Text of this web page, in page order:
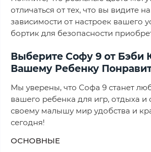
отличаться от тех, что вы видите
зависимости от настроек вашего
бортик для безопасности
Выберите Софу 9 от Бэби
Вашему Ребенку
Мы уверены, что Софа 9 станет
вашего ребенка для игр, отдыха и
своему малышу мир удобства и
сегодня!
ОСНОВНЫЕ